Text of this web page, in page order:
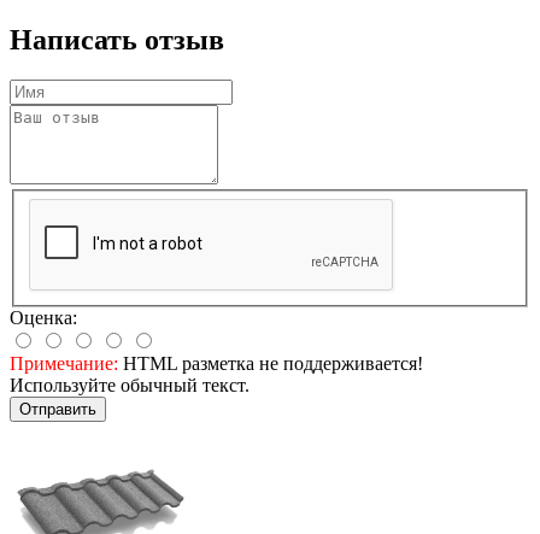
Написать отзыв
Оценка:
Примечание: HTML разметка не поддерживается!
Используйте обычный текст.
Отправить